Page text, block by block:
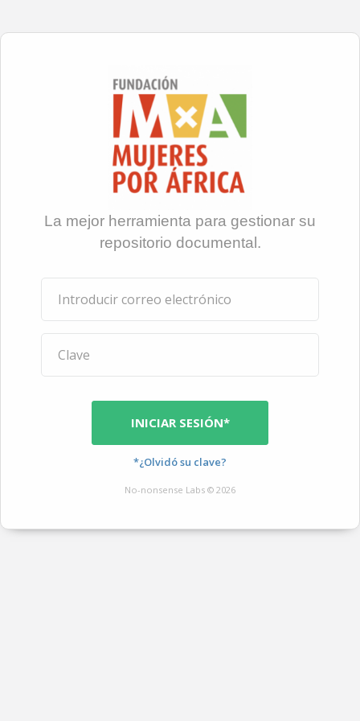
La mejor herramienta para gestionar su
repositorio documental.
INICIAR SESIÓN*
*¿Olvidó su clave?
No-nonsense Labs © 2026